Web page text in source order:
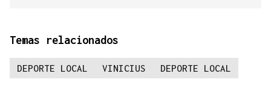
Temas relacionados
DEPORTE LOCAL VINICIUS DEPORTE LOCAL